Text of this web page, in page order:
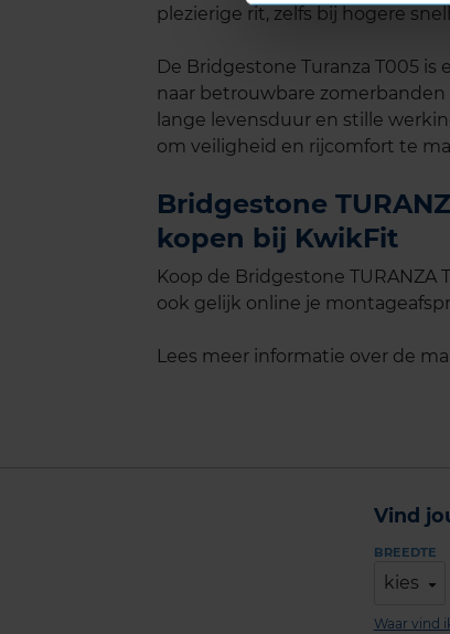
plezierige rit, zelfs bij hogere
De Bridgestone Turanza T005
naar betrouwbare
lange levensduur en stille
om veiligheid en rijcomfort te
Bridgestone
kopen bij KwikFit
Koop de Bridgestone TURANZA
ook gelijk online je
Lees meer informatie over de
Vind
BREEDTE
kies
Waar vind